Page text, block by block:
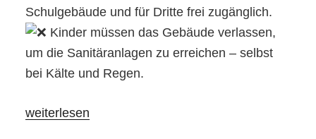
Schulgebäude und für Dritte frei zugänglich.
Kinder müssen das Gebäude verlassen,
um die Sanitäranlagen zu erreichen – selbst
bei Kälte und Regen.
„Antrag
weiterlesen